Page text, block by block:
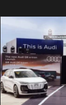
約造型，以及多項
距車款…